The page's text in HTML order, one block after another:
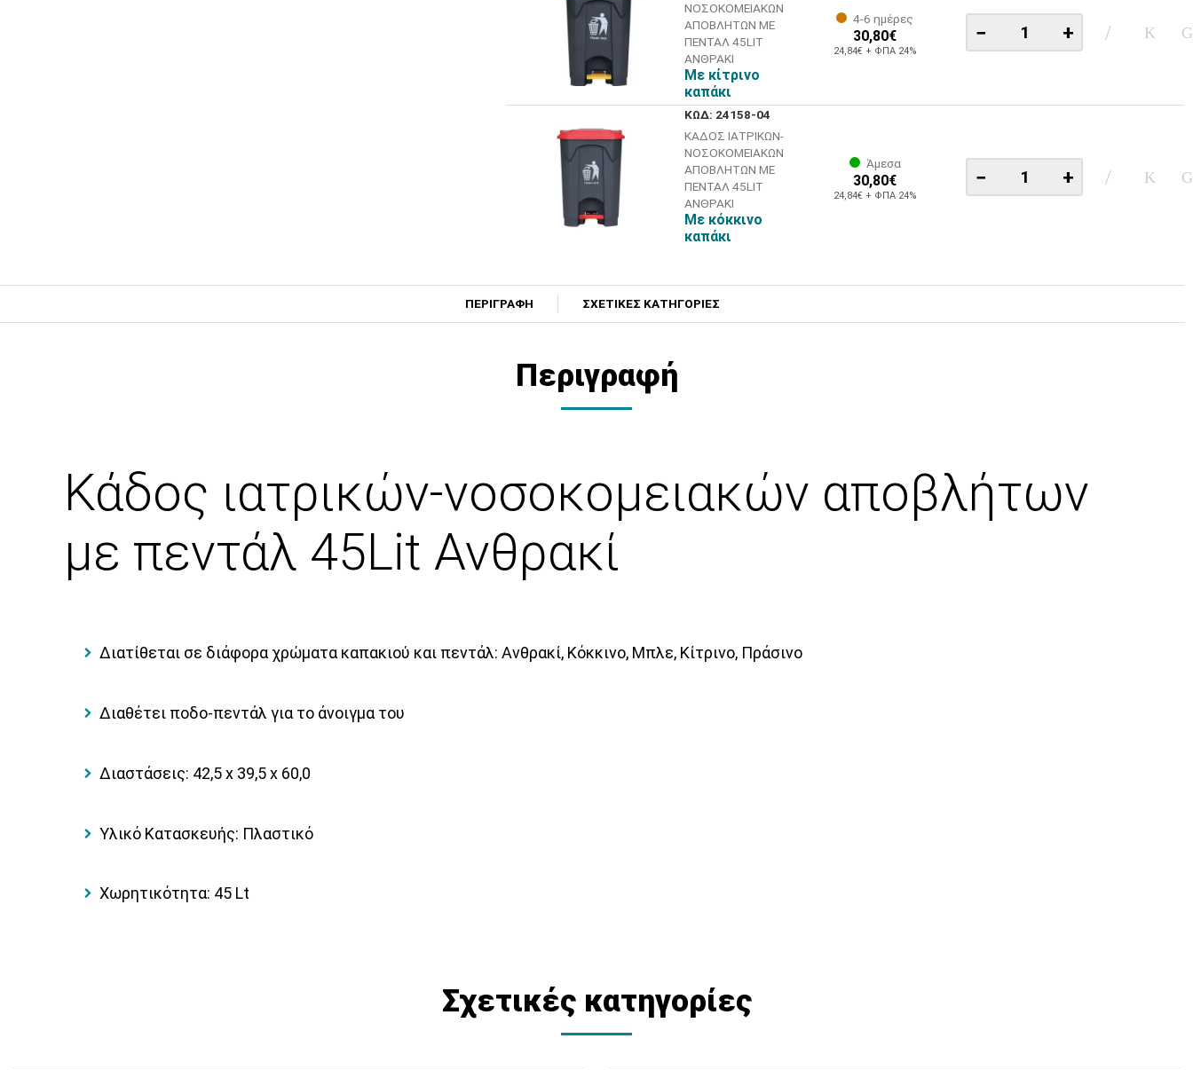
ΝΟΣΟΚΟΜΕΙΑΚΩΝ
ΑΠΟΒΛΗΤΩΝ ΜΕ
ΠΕΝΤΑΛ 45LIT
ΑΝΘΡΑΚΙ
Με κίτρινο
καπάκι
4-6 ημέρες
30,80€
24,84€ + ΦΠΑ 24%
− +
ΚΩΔ: 24158-04
ΚΑΔΟΣ ΙΑΤΡΙΚΩΝ-
ΝΟΣΟΚΟΜΕΙΑΚΩΝ
ΑΠΟΒΛΗΤΩΝ ΜΕ
ΠΕΝΤΑΛ 45LIT
ΑΝΘΡΑΚΙ
Με κόκκινο
καπάκι
Άμεσα
30,80€
24,84€ + ΦΠΑ 24%
− +
ΠΕΡΙΓΡΑΦΗ ΣΧΕΤΙΚΕΣ ΚΑΤΗΓΟΡΙΕΣ
Περιγραφή
Κάδος ιατρικών-νοσοκομειακών αποβλήτων
με πεντάλ 45Lit Ανθρακί
Διατίθεται σε διάφορα χρώματα καπακιού και πεντάλ: Ανθρακί, Κόκκινο, Μπλε, Κίτρινο, Πράσινο
Διαθέτει ποδο-πεντάλ για το άνοιγμα του
Διαστάσεις: 42,5 x 39,5 x 60,0
Υλικό Κατασκευής: Πλαστικό
Χωρητικότητα: 45 Lt
Σχετικές κατηγορίες